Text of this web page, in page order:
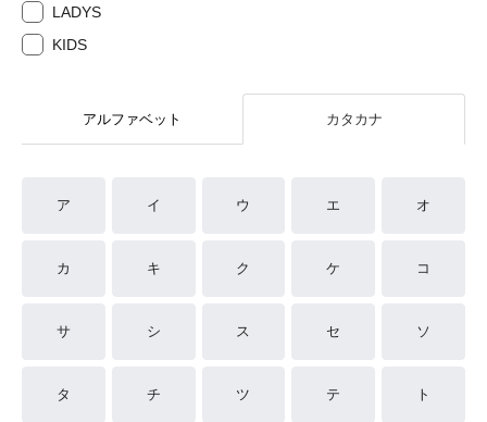
LADYS
KIDS
アルファベット カタカナ
ア イ ウ エ オ
カ キ ク ケ コ
サ シ ス セ ソ
タ チ ツ テ ト